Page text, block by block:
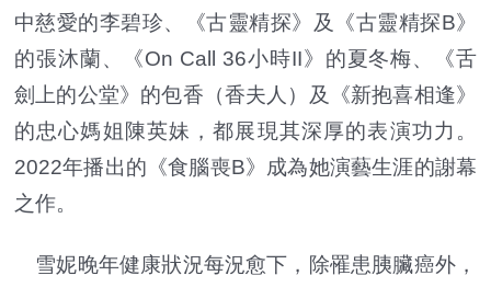
中慈愛的李碧珍、《古靈精探》及《古靈精探B》
的張沐蘭、《On Call 36小時II》的夏冬梅、《舌
劍上的公堂》的包香（香夫人）及《新抱喜相逢》
的忠心媽姐陳英妹，都展現其深厚的表演功力。
2022年播出的《食腦喪B》成為她演藝生涯的謝幕
之作。
雪妮晚年健康狀況每況愈下，除罹患胰臟癌外，